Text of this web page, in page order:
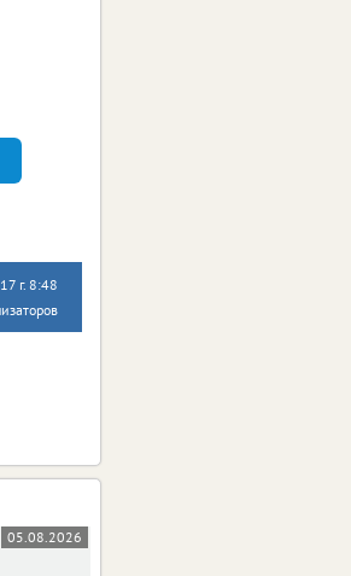
г. 8:48
05.08.2026